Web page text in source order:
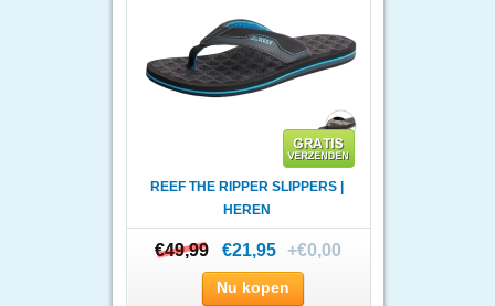
REEF THE RIPPER SLIPPERS |
HEREN
€49,99
€49,99 €21,95 +€0,00
Nu kopen